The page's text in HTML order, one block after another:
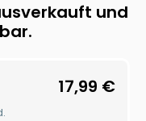
und
17,99 €